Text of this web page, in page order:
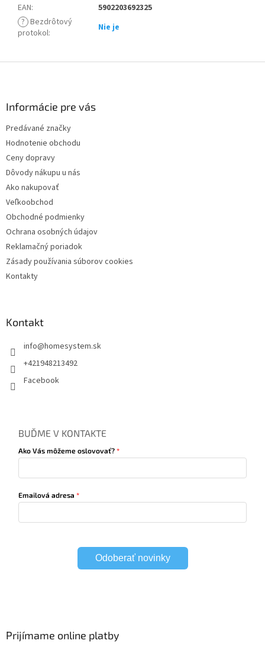
EAN:
5902203692325
? Bezdrôtový
protokol: Nie je
Informácie pre vás
Predávané značky
Hodnotenie obchodu
Ceny dopravy
Dôvody nákupu u nás
Ako nakupovať
Veľkoobchod
Obchodné podmienky
Ochrana osobných údajov
Reklamačný poriadok
Zásady používania súborov cookies
Kontakty
Kontakt
info@homesystem.sk
+421948213492
Facebook
BUĎME V KONTAKTE
Ako Vás môžeme oslovovať?
Emailová adresa
Odoberať novinky
Prijímame online platby